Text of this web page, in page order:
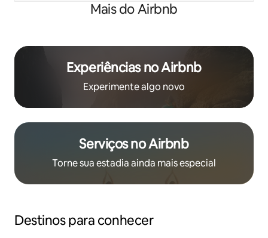
Mais do Airbnb
Experiências no Airbnb
Experimente algo novo
Serviços no Airbnb
Torne sua estadia ainda mais especial
Destinos para conhecer